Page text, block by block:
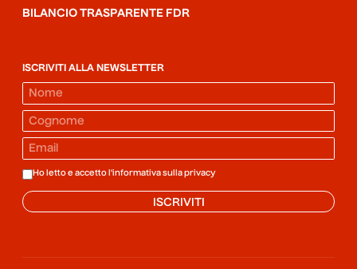
BILANCIO TRASPARENTE FDR
ISCRIVITI ALLA NEWSLETTER
Ho letto e accetto l'informativa sulla privacy
ISCRIVITI